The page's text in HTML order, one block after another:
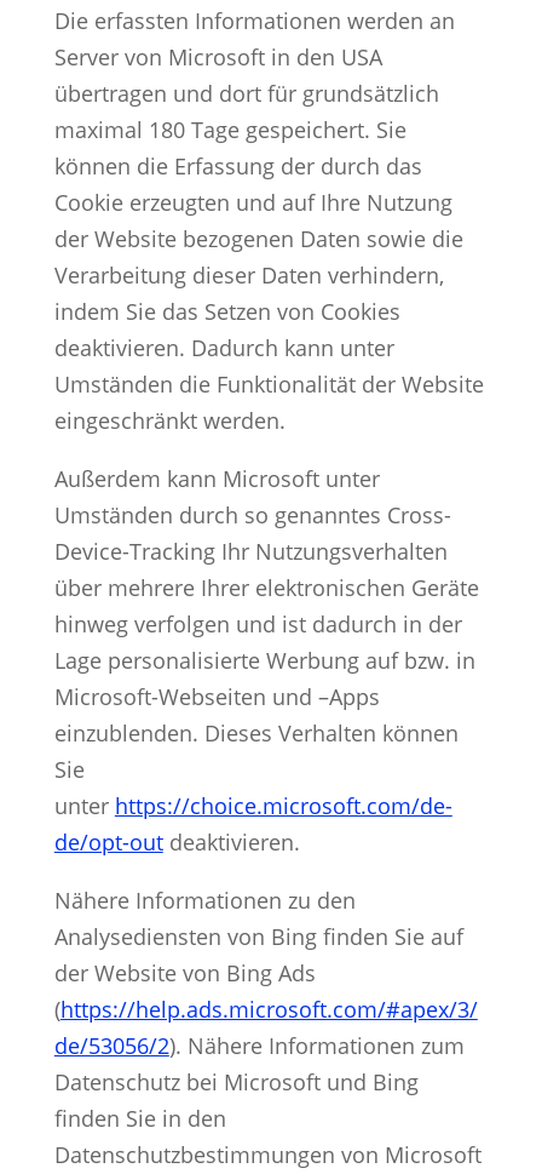
Die erfassten Informationen werden an
Server von Microsoft in den USA
übertragen und dort für grundsätzlich
maximal 180 Tage gespeichert. Sie
können die Erfassung der durch das
Cookie erzeugten und auf Ihre Nutzung
der Website bezogenen Daten sowie die
Verarbeitung dieser Daten verhindern,
indem Sie das Setzen von Cookies
deaktivieren. Dadurch kann unter
Umständen die Funktionalität der Website
eingeschränkt werden.
Außerdem kann Microsoft unter
Umständen durch so genanntes Cross-
Device-Tracking Ihr Nutzungsverhalten
über mehrere Ihrer elektronischen Geräte
hinweg verfolgen und ist dadurch in der
Lage personalisierte Werbung auf bzw. in
Microsoft-Webseiten und –Apps
einzublenden. Dieses Verhalten können
Sie
unter https://choice.microsoft.com/de-
de/opt-outdeaktivieren.
Nähere Informationen zu den
Analysediensten von Bing finden Sie auf
der Website von Bing Ads
(https://help.ads.microsoft.com/#apex/3/
de/53056/2). Nähere Informationen zum
Datenschutz bei Microsoft und Bing
finden Sie in den
Datenschutzbestimmungen von Microsoft